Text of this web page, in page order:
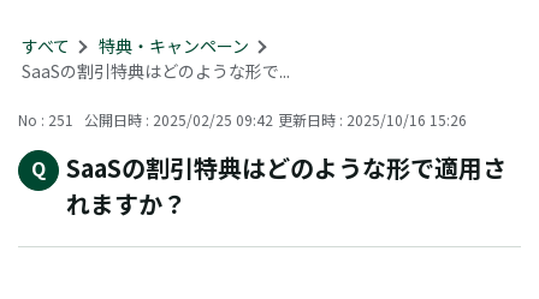
すべて > 特典・キャンペーン >
SaaSの割引特典はどのような形で...
No : 251 公開日時 : 2025/02/25 09:42 更新日時 : 2025/10/16 15:26
SaaSの割引特典はどのような形で適用さ
れますか？